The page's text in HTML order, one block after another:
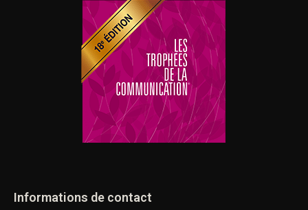
Informations de contact